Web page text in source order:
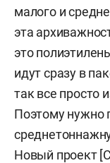
малого и
эта
это
идут сразу в
так все просто
Поэтому нужно
Новый проект